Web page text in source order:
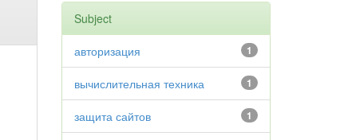
Subject
1
авторизация
1
вычислительная техника
1
защита сайтов